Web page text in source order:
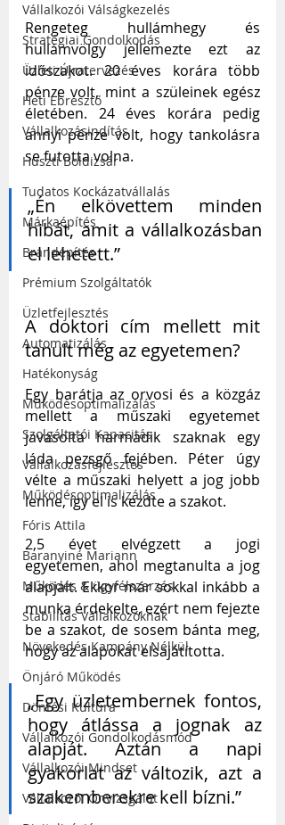
Vállalkozói Válságkezelés
Stratégiai Gondolkodás
Üzleti Újratervezés
Heti Ébresztő
Vállalkozásindítás
Huszti Boldizsár
Tudatos Kockázatvállalás
Márkaépítés
Brandépítés
Prémium Szolgáltatók
Üzletfejlesztés
Automatizálás
Hatékonyság
Működésoptimalizálás
Szolgáltatói Kapacitás
Vállalkozásfejlesztés
Működésoptimalizálás
Fóris Attila
Baranyiné Mariann
Működés & ügyfélszerzés
Stabilitás Vállalkozóknak
Növekedés Kampány Nélkül
Önjáró Működés
Döntési Kultúra
Vállalkozói Gondolkodásmód
Vállalkozói Mindset
Vállalkozói Önvizsgálat
Rengeteg hullámhegy és
hullámvölgy jellemezte ezt az
időszakot. 20 éves korára több
pénze volt, mint a szüleinek egész
életében. 24 éves korára pedig
annyi pénze volt, hogy tankolásra
se futotta volna.
„Én elkövettem minden
hibát, amit a vállalkozásban
el lehetett.”
A doktori cím mellett mit
tanult még az egyetemen?
Egy barátja az orvosi és a közgáz
mellett a műszaki egyetemet
javasolta harmadik szaknak egy
láda pezsgő fejében. Péter úgy
vélte a műszaki helyett a jog jobb
lenne, így el is kezdte a szakot.
2,5 évet elvégzett a jogi
egyetemen, ahol megtanulta a jog
alapjait. Ekkor már sokkal inkább a
munka érdekelte, ezért nem fejezte
be a szakot, de sosem bánta meg,
hogy az alapokat elsajátította.
„Egy üzletembernek fontos,
hogy átlássa a jognak az
alapját. Aztán a napi
gyakorlat az változik, azt a
szakemberekre kell bízni.”